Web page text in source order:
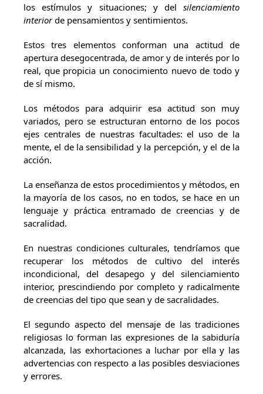
los estímulos y situaciones; y del silenciamiento
interiorde pensamientos y sentimientos.
Estos tres elementos conforman una actitud de
apertura desegocentrada, de amor y de interés por lo
real, que propicia un conocimiento nuevo de todo y
de sí mismo.
Los métodos para adquirir esa actitud son muy
variados, pero se estructuran entorno de los pocos
ejes centrales de nuestras facultades: el uso de la
mente, el de la sensibilidad y la percepción, y el de la
acción.
La enseñanza de estos procedimientos y métodos, en
la mayoría de los casos, no en todos, se hace en un
lenguaje y práctica entramado de creencias y de
sacralidad.
En nuestras condiciones culturales, tendríamos que
recuperar los métodos de cultivo del interés
incondicional, del desapego y del silenciamiento
interior, prescindiendo por completo y radicalmente
de creencias del tipo que sean y de sacralidades.
El segundo aspecto del mensaje de las tradiciones
religiosas lo forman las expresiones de la sabiduría
alcanzada, las exhortaciones a luchar por ella y las
advertencias con respecto a las posibles desviaciones
y errores.